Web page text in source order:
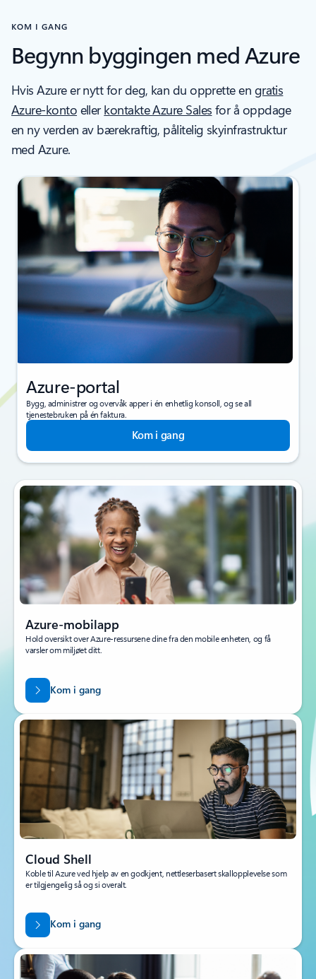
KOM I GANG
Begynn byggingen med Azure
Hvis Azure er nytt for deg, kan du opprette en gratis
Azure-konto ellerkontakte Azure Sales for å oppdage
en ny verden av bærekraftig, pålitelig skyinfrastruktur
med Azure.
Azure-portal
Bygg, administrer og overvåk apper i én enhetlig konsoll, og se all
tjenestebruken på én faktura.
Kom i gang
Azure-mobilapp
Hold oversikt over Azure-ressursene dine fra den mobile enheten, og få
varsler om miljøet ditt.
Kom i gang
Cloud Shell
Koble til Azure ved hjelp av en godkjent, nettleserbasert skallopplevelse som
er tilgjengelig så og si overalt.
Kom i gang